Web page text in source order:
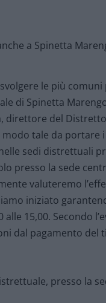
le più
di Spinetta
direttore del
tale da portare
sedi distrettuali
presso la sede
valuteremo
iniziato
15,00. Secondo
dal pagamento del
presso la